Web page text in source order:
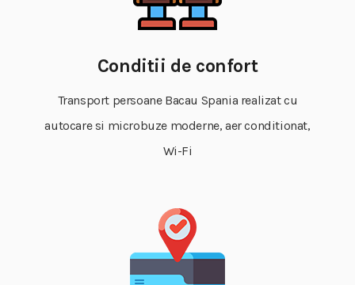
Conditii de confort
Transport persoane Bacau Spania realizat cu
autocare si microbuze moderne, aer conditionat,
Wi-Fi